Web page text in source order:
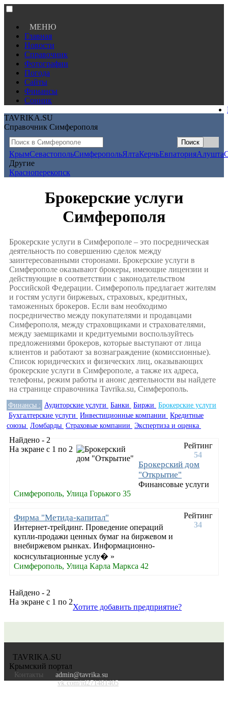
МЕНЮ
Главная
Новости
Справочник
Фотографии
Погода
Сайты
Финансы
Сонник
TAVRIKA.SU
Справочник Симферополя
КрымСевастопольСимферопольЯлтаКерчьЕвпаторияАлушта
Другие
Красноперекопск
Брокерские услуги
Симферополя
Брокерские услуги в Симферополе – это посредническая
деятельность по совершению сделок между
заинтересованными сторонами. Брокерские услуги в
Симферополе оказывают брокеры, имеющие лицензии и
действующие в соответствии с законодательством
Российской Федерации. Симферополь предлагает жителям
и гостям услуги биржевых, страховых, кредитных,
таможенных брокеров. Если вам необходимо
посредничество между покупателями и продавцами
Симферополя, между страховщиками и страхователями,
между заемщиками и кредитуемыми воспользуйтесь
предложениями брокеров, которые выступают от лица
клиентов и работают за вознаграждение (комиссионные).
Список юридических и физических лиц, оказывающих
брокерские услуги в Симферополе, а также их адреса,
телефоны, режим работы и анонс деятельности вы найдете
на странице справочника Tavrika.su, Симферополь.
Финансы : Аудиторские услуги Банки Биржи Брокерские услуги
Бухгалтерские услуги Инвестиционные компании Кредитные
союзы Ломбарды Страховые компании Экспертиза и оценка
Найдено - 2
На экране с 1 по 2
Рейтинг
54
Брокерский дом
"Открытие"
Финансовые услуги
Симферополь, Улица Горького 35
Рейтинг
34
Фирма "Метида-капитал"
Интернет-трейдинг. Проведение операций
купли-продажи ценных бумаг на биржевом и
внебиржевом рынках. Информационно-
коснсультационные услу� »
Симферополь, Улица Карла Маркса 42
Найдено - 2
На экране с 1 по 2
Хотите добавить предприятие?
TAVRIKA.SU
Крымский портал
Контакты
admin@tavrika.su
vk.com/id271481405